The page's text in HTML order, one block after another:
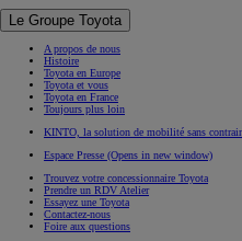
Le Groupe Toyota
A propos de nous
Histoire
Toyota en Europe
Toyota et vous
Toyota en France
Toujours plus loin
KINTO, la solution de mobilité sans
Espace Presse (Opens in new window)
Trouvez votre concessionnaire Toyota
Prendre un RDV Atelier
Essayez une Toyota
Contactez-nous
Foire aux questions